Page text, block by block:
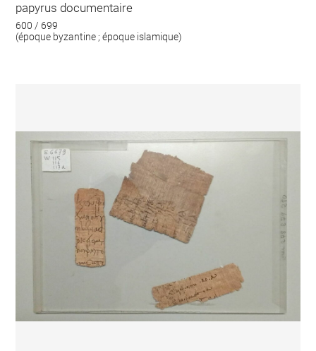
papyrus documentaire
600 / 699
(époque byzantine ; époque islamique)